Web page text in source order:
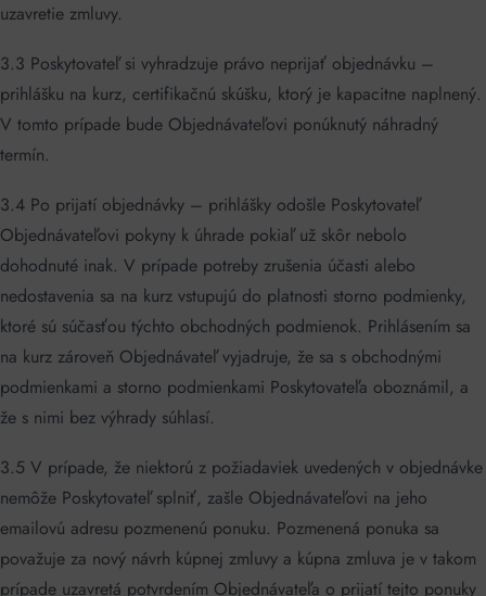
uzavretie zmluvy.
3.3 Poskytovateľ si vyhradzuje právo neprijať objednávku –
prihlášku na kurz, certifikačnú skúšku, ktorý je kapacitne naplnený.
V tomto prípade bude Objednávateľovi ponúknutý náhradný
termín.
3.4 Po prijatí objednávky – prihlášky odošle Poskytovateľ
Objednávateľovi pokyny k úhrade pokiaľ už skôr nebolo
dohodnuté inak. V prípade potreby zrušenia účasti alebo
nedostavenia sa na kurz vstupujú do platnosti storno podmienky,
ktoré sú súčasťou týchto obchodných podmienok. Prihlásením sa
na kurz zároveň Objednávateľ vyjadruje, že sa s obchodnými
podmienkami a storno podmienkami Poskytovateľa oboznámil, a
že s nimi bez výhrady súhlasí.
3.5 V prípade, že niektorú z požiadaviek uvedených v objednávke
nemôže Poskytovateľ splniť, zašle Objednávateľovi na jeho
emailovú adresu pozmenenú ponuku. Pozmenená ponuka sa
považuje za nový návrh kúpnej zmluvy a kúpna zmluva je v takom
prípade uzavretá potvrdením Objednávateľa o prijatí tejto ponuky